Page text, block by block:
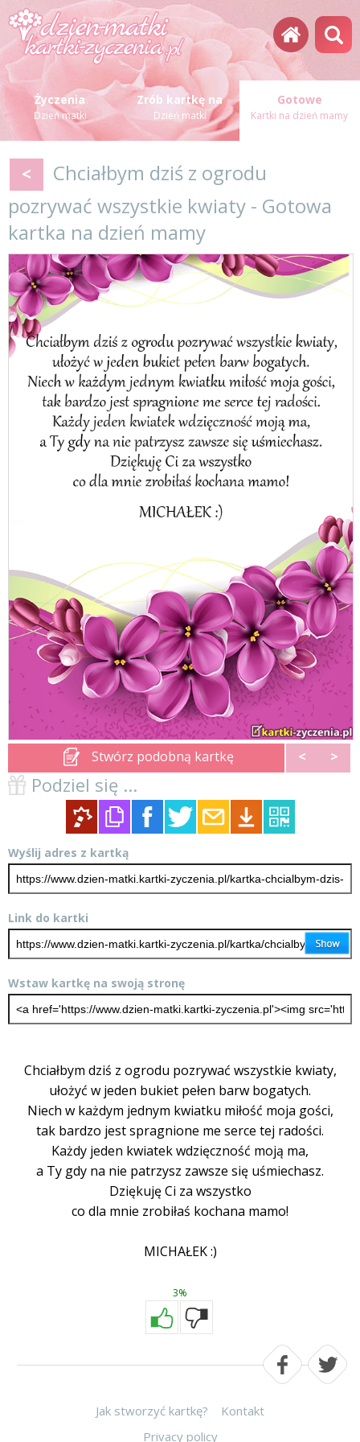
Życzenia
Dzień matki
Zrób kartkę na
Dzień matki
Gotowe
Kartki na dzień mamy
<
Chciałbym dziś z ogrodu
pozrywać wszystkie kwiaty - Gotowa
kartka na dzień mamy
Stwórz podobną kartkę < >
Podziel się ...
Wyślij adres z kartką
Link do kartki
Wstaw kartkę na swoją stronę
Chciałbym dziś z ogrodu pozrywać wszystkie kwiaty,
ułożyć w jeden bukiet pełen barw bogatych.
Niech w każdym jednym kwiatku miłość moja gości,
tak bardzo jest spragnione me serce tej radości.
Każdy jeden kwiatek wdzięczność moją ma,
a Ty gdy na nie patrzysz zawsze się uśmiechasz.
Dziękuję Ci za wszystko
co dla mnie zrobiłaś kochana mamo!
MICHAŁEK :)
3%
Jak stworzyć kartkę?
Kontakt
Privacy policy